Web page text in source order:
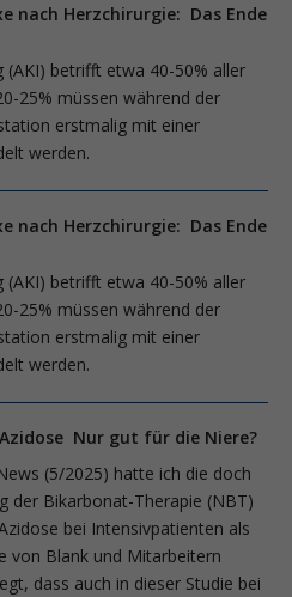
nach Herzchirurgie: Das Ende
(AKI) betrifft etwa 40-50% aller
25% müssen während der
erstmalig mit einer
werden.
nach Herzchirurgie: Das Ende
(AKI) betrifft etwa 40-50% aller
25% müssen während der
erstmalig mit einer
werden.
Nur gut für die Niere?
(5/2025) hatte ich die doch
der Bikarbonat-Therapie (NBT)
bei Intensivpatienten als
von Blank und Mitarbeitern
dass auch in dieser Studie bei